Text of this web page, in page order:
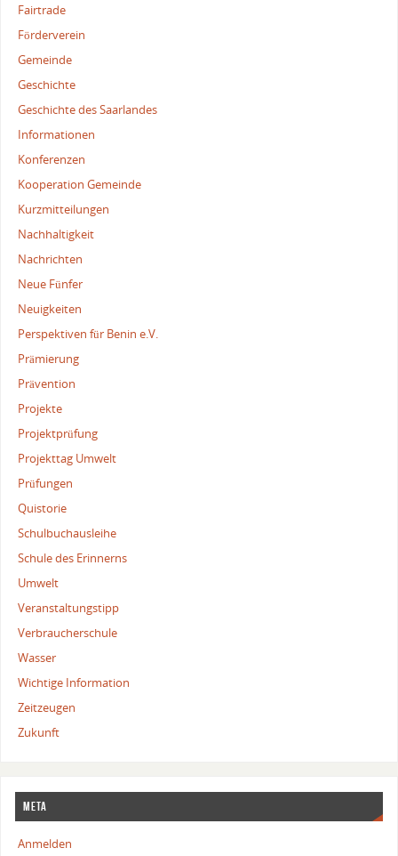
Fairtrade
Förderverein
Gemeinde
Geschichte
Geschichte des Saarlandes
Informationen
Konferenzen
Kooperation Gemeinde
Kurzmitteilungen
Nachhaltigkeit
Nachrichten
Neue Fünfer
Neuigkeiten
Perspektiven für Benin e.V.
Prämierung
Prävention
Projekte
Projektprüfung
Projekttag Umwelt
Prüfungen
Quistorie
Schulbuchausleihe
Schule des Erinnerns
Umwelt
Veranstaltungstipp
Verbraucherschule
Wasser
Wichtige Information
Zeitzeugen
Zukunft
Meta
Anmelden